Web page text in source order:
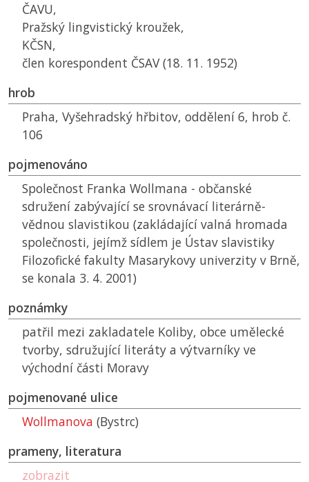
ČAVU,
Pražský lingvistický kroužek,
KČSN,
člen korespondent ČSAV(18. 11. 1952)
hrob
Praha, Vyšehradský hřbitov, oddělení 6, hrob č.
106
pojmenováno
Společnost Franka Wollmana - občanské
sdružení zabývající se srovnávací literárně-
vědnou slavistikou (zakládající valná hromada
společnosti, jejímž sídlem je Ústav slavistiky
Filozofické fakulty Masarykovy univerzity v Brně,
se konala 3. 4. 2001)
poznámky
patřil mezi zakladatele Koliby, obce umělecké
tvorby, sdružující literáty a výtvarníky ve
východní části Moravy
pojmenované ulice
Wollmanova (Bystrc)
prameny, literatura
zobrazit